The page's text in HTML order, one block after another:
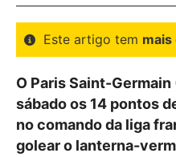
Este artigo tem mais
O Paris Saint-
sábado os 14 pontos
no comando da liga
golear o lanterna-